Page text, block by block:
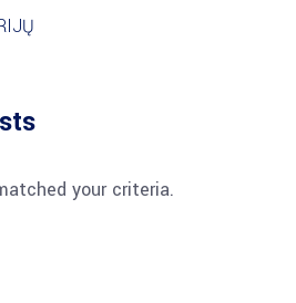
your criteria.